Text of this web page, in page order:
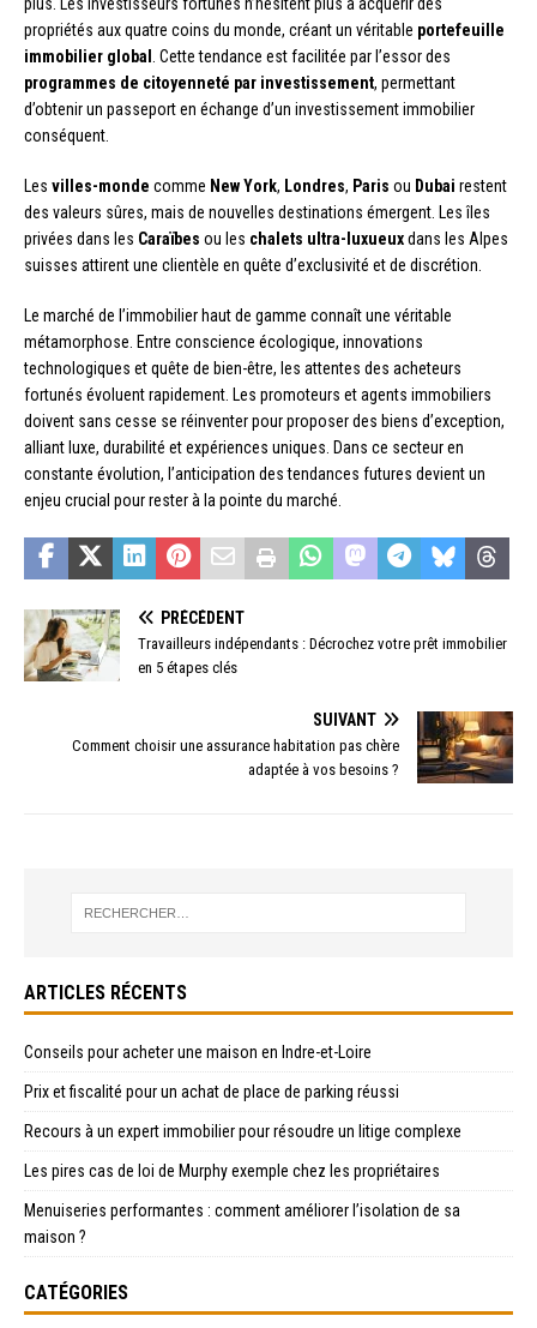
propriétés aux quatre coins du monde, créant un véritable portefeuille
immobilier global
. Cette tendance est facilitée par l’essor des
programmes de citoyenneté par investissement, permettant
d’obtenir un passeport en échange d’un investissement immobilier
conséquent.
Les villes-monde comme New York, Londres, Paris ou Dubai restent
des valeurs sûres, mais de nouvelles destinations émergent. Les îles
privées dans les Caraïbes ou les chalets ultra-luxueuxdans les Alpes
suisses attirent une clientèle en quête d’exclusivité et de discrétion.
Le marché de l’immobilier haut de gamme connaît une véritable
métamorphose. Entre conscience écologique, innovations
technologiques et quête de bien-être, les attentes des acheteurs
fortunés évoluent rapidement. Les promoteurs et agents immobiliers
doivent sans cesse se réinventer pour proposer des biens d’exception,
alliant luxe, durabilité et expériences uniques. Dans ce secteur en
constante évolution, l’anticipation des tendances futures devient un
enjeu crucial pour rester à la pointe du marché.
PRÉCÉDENT
Travailleurs indépendants : Décrochez votre prêt immobilier
en 5 étapes clés
SUIVANT
Comment choisir une assurance habitation pas chère
adaptée à vos besoins ?
ARTICLES RÉCENTS
Conseils pour acheter une maison en Indre-et-Loire
Prix et fiscalité pour un achat de place de parking réussi
Recours à un expert immobilier pour résoudre un litige complexe
Les pires cas de loi de Murphy exemple chez les propriétaires
Menuiseries performantes : comment améliorer l’isolation de sa
maison ?
CATÉGORIES